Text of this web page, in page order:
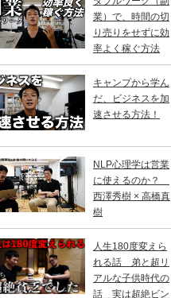
業）で、時間の切
り売りをせずに効
率よく稼ぐ方法
キャンプから学ん
だ、ビジネスを加
速させる方法！
NLP心理学は営業
に使えるのか？
西澤秀樹 × 高橋真
樹
人生180度変えら
れる話 弟と超リ
アルな子供時代の
話 実は超絶ビン